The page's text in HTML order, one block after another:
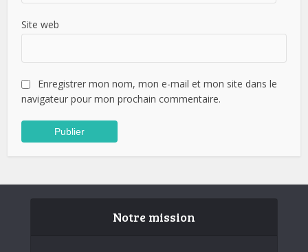
Site web
Enregistrer mon nom, mon e-mail et mon site dans le
navigateur pour mon prochain commentaire.
Notre mission